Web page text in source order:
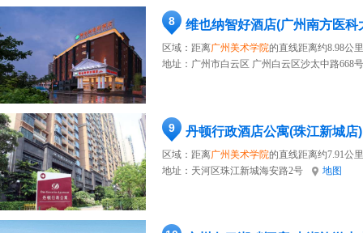
8 维也纳智好酒店(广州南方医科
区域：距离广州美术学院的直线距离约8.98公里
地址： 广州市白云区 广州白云区沙太中路668
9 丹顿行政酒店公寓(珠江新城店)
区域：距离广州美术学院的直线距离约7.91公里
地址： 天河区珠江新城海安路2号 地图